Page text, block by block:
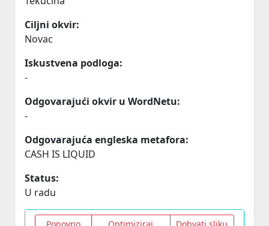
Ciljni okvir:
Novac
Iskustvena podloga:
-
Odgovarajući okvir u WordNetu:
-
Odgovarajuća engleska metafora:
CASH IS LIQUID
Status:
U radu